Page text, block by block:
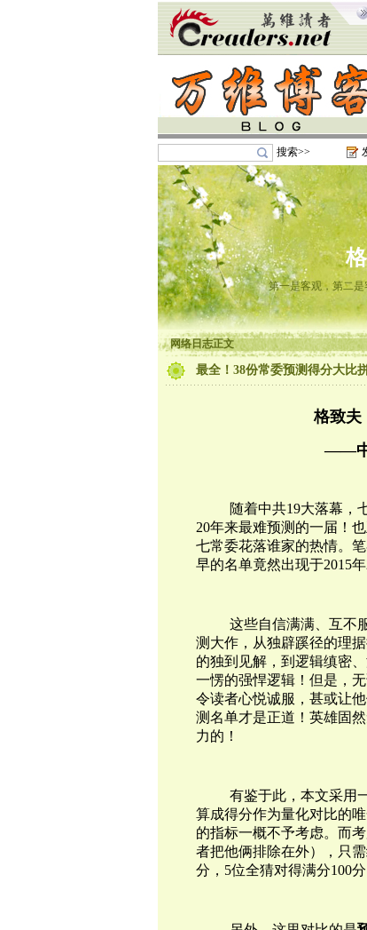
搜索>>
第一是客观，第二
网络日志正文
最全！38份常委预测得分大比
格致夫
——中
随着中共19大落幕，
20年来最难预测的一届！
七常委花落谁家的热情。
早的名单竟然出现于2015年
这些自信满满、互不
测大作，从独辟蹊径的理
的独到见解，到逻辑缜密
一愣的强悍逻辑！但是，
令读者心悦诚服，甚或让
测名单才是正道！英雄固
力的 ！
有鉴于此，本文采用
算成得分作为量化对比的
的指标一概不予考虑。而
者把他俩排除在外），只
分，5位全猜对得满分100